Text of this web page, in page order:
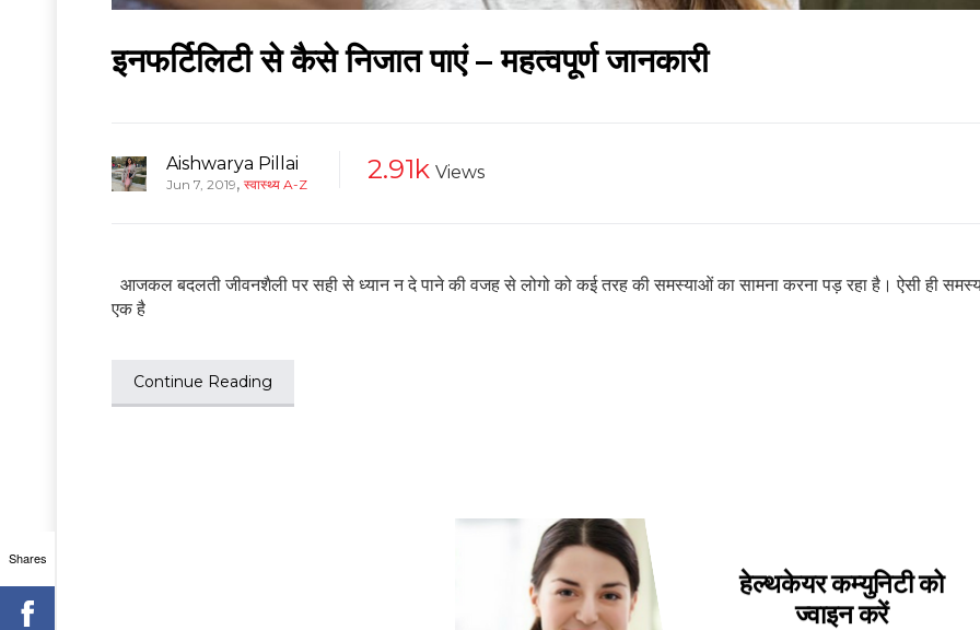
इनफर्टिलिटी से कैसे निजात पाएं – महत्वपूर्ण जानकारी
Aishwarya Pillai
Jun 7, 2019, स्वास्थ्य A-Z 2.91k Views
आजकल बदलती जीवनशैली पर सही से ध्यान न दे पाने की वजह से लोगो को कई तरह की समस्याओं का सामना करना पड़ रहा है। ऐसी ही
एक है
Continue Reading
Shares
हेल्थकेयर कम्युनिटी को
ज्वाइन करें